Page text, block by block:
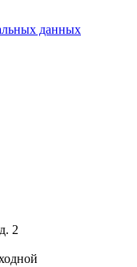
данных
2